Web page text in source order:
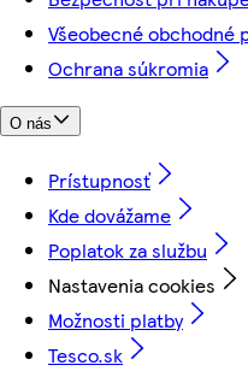
Všeobecné obchodné
Ochrana súkromia
O nás
Prístupnosť
Kde dovážame
Poplatok za službu
Nastavenia cookies
Možnosti platby
Tesco.sk